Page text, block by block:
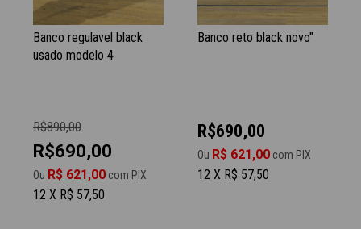
Banco regulavel black
usado modelo 4
R$890,00
R$690,00
Ou R$ 621,00 com PIX
12 X R$ 57,50
Banco reto black novo"
R$690,00
Ou R$ 621,00 com PIX
12 X R$ 57,50